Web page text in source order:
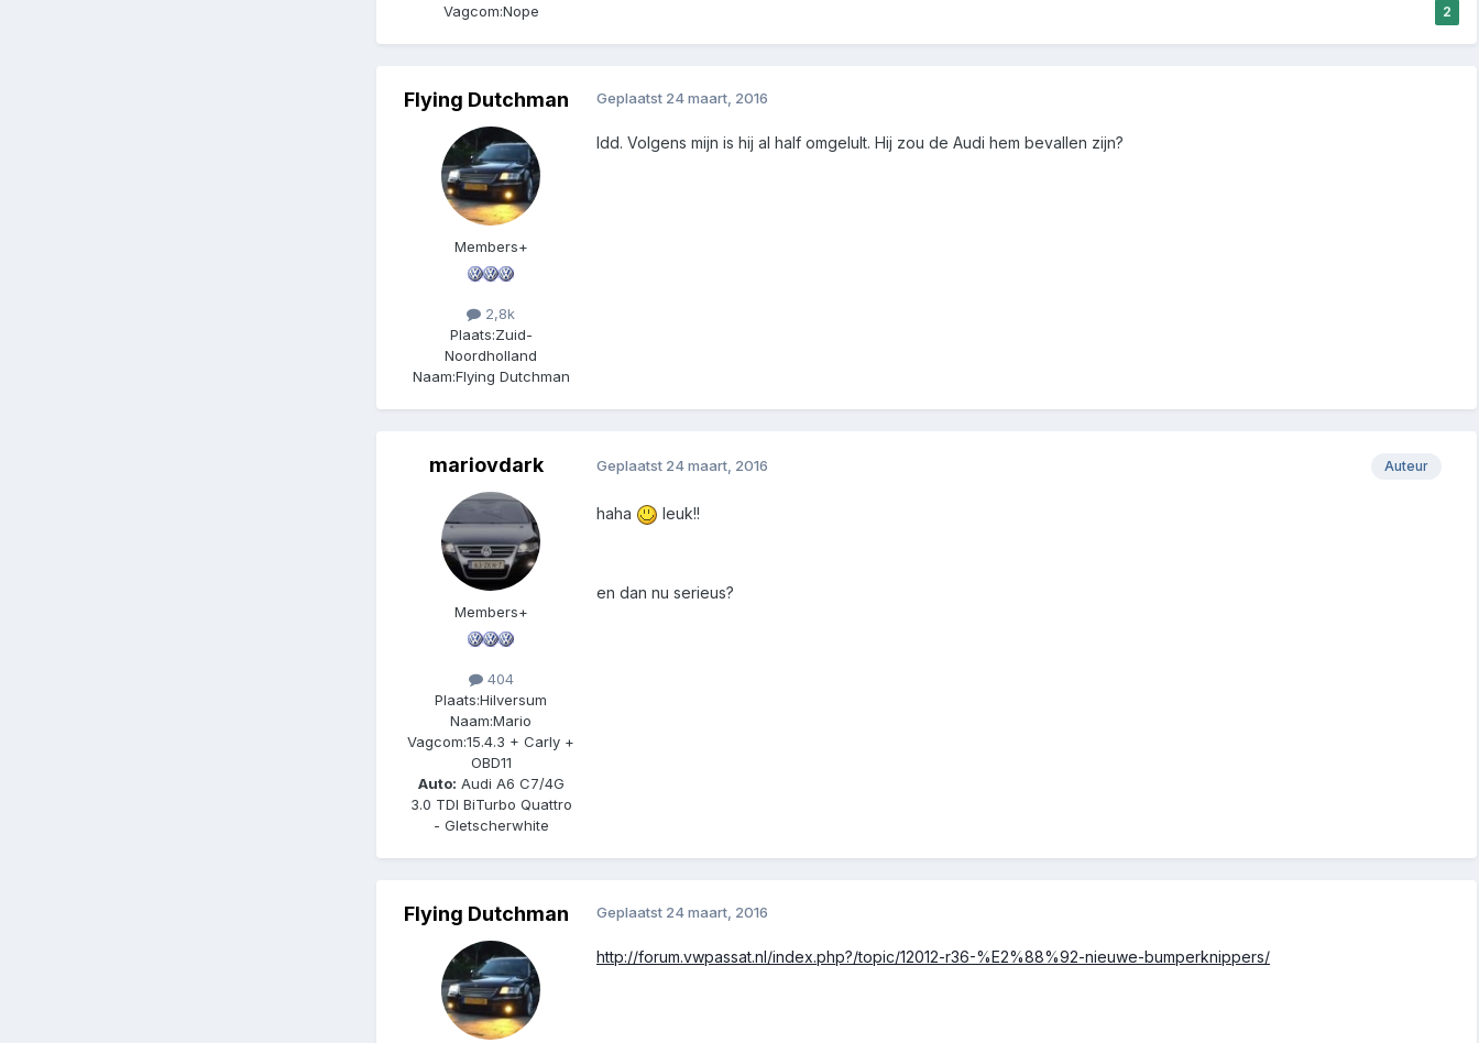
Vagcom:Nope 2
Flying Dutchman
Members+
2,8k
Plaats:Zuid-
Noordholland
Naam:Flying Dutchman
Geplaatst 24 maart, 2016
Idd. Volgens mijn is hij al half omgelult. Hij zou de Audi hem bevallen zijn?
mariovdark
Members+
404
Plaats:Hilversum
Naam:Mario
Vagcom:15.4.3 + Carly +
OBD11
Auto: Audi A6 C7/4G
3.0 TDI BiTurbo Quattro
- Gletscherwhite
Auteur
Geplaatst 24 maart, 2016
haha leuk!!
en dan nu serieus?
Flying Dutchman Geplaatst 24 maart, 2016
http://forum.vwpassat.nl/index.php?/topic/12012-r36-%E2%88%92-nieuwe-bumperknippers/